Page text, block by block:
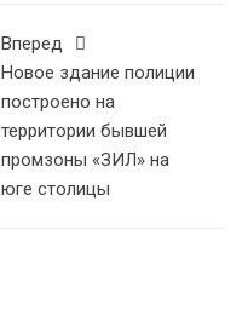
Вперед
Новое здание полиции
построено на
территории бывшей
промзоны «ЗИЛ» на
юге столицы